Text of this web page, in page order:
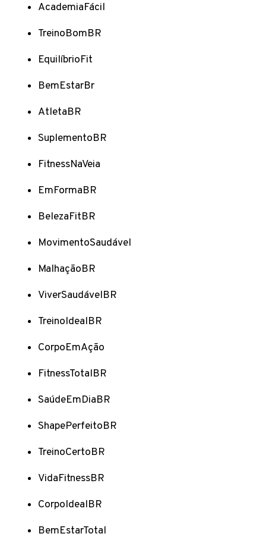
AcademiaFácil
TreinoBomBR
EquilíbrioFit
BemEstarBr
AtletaBR
SuplementoBR
FitnessNaVeia
EmFormaBR
BelezaFitBR
MovimentoSaudável
MalhaçãoBR
ViverSaudávelBR
TreinoIdealBR
CorpoEmAção
FitnessTotalBR
SaúdeEmDiaBR
ShapePerfeitoBR
TreinoCertoBR
VidaFitnessBR
CorpoIdealBR
BemEstarTotal